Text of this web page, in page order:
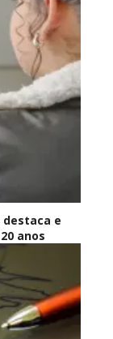
destaca e
anos